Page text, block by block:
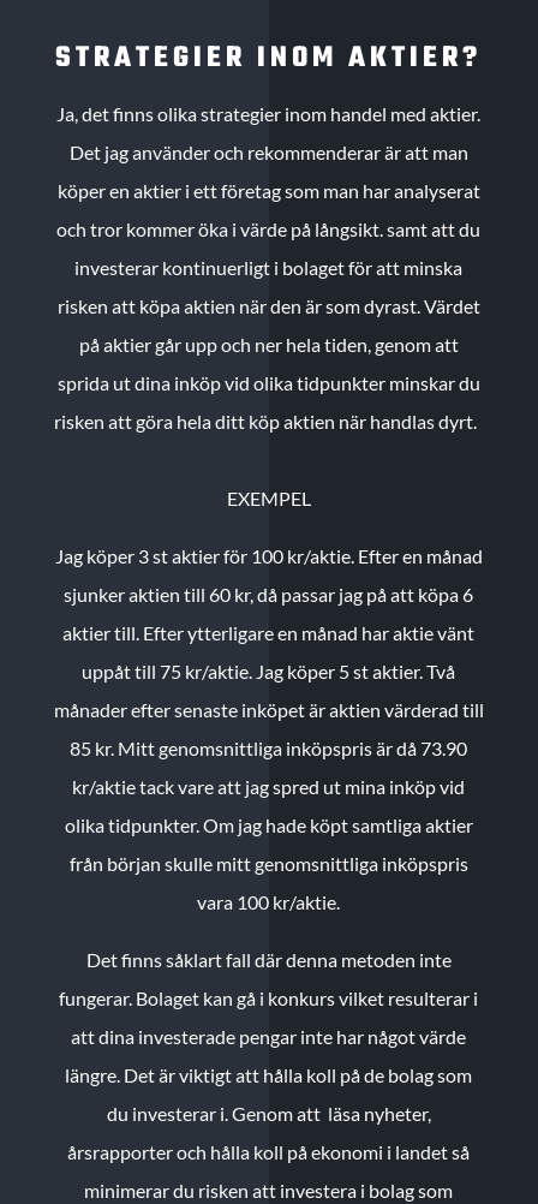
STRATEGIER INOM AKTIER?
Ja, det finns olika strategier inom handel med aktier.
Det jag använder och rekommenderar är att man
köper en aktier i ett företag som man har analyserat
och tror kommer öka i värde på långsikt. samt att du
investerar kontinuerligt i bolaget för att minska
risken att köpa aktien när den är som dyrast. Värdet
på aktier går upp och ner hela tiden, genom att
sprida ut dina inköp vid olika tidpunkter minskar du
risken att göra hela ditt köp aktien när handlas dyrt.
EXEMPEL
Jag köper 3 st aktier för 100 kr/aktie. Efter en månad
sjunker aktien till 60 kr, då passar jag på att köpa 6
aktier till. Efter ytterligare en månad har aktie vänt
uppåt till 75 kr/aktie. Jag köper 5 st aktier.Två
månader efter senaste inköpet är aktien värderad till
85 kr. Mitt genomsnittliga inköpspris är då 73.90
kr/aktie tack vare att jag spred ut mina inköp vid
olika tidpunkter. Om jag hade köpt samtliga aktier
från början skulle mitt genomsnittliga inköpspris
vara 100 kr/aktie.
Det finns såklart fall där denna metoden inte
fungerar. Bolaget kan gå i konkurs vilket resulterar i
att dina investerade pengar inte har något värde
längre. Det är viktigt att hålla koll på de bolag som
du investerar i. Genom att läsa nyheter,
årsrapporter och hålla koll på ekonomi i landet så
minimerar du risken att investera i bolag som